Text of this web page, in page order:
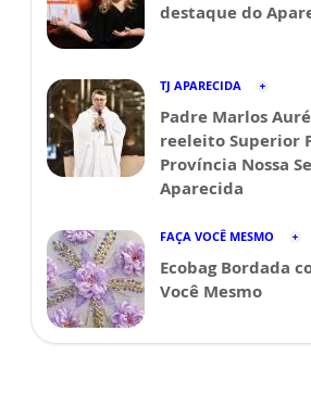
destaque do
TJ APARECIDA
Padre Marlos
reeleito Superior
Província Nossa
Aparecida
FAÇA VOCÊ MESMO
Ecobag Bordada
Você Mesmo